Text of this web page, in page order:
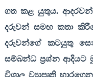
ගත කළ යුතුය.
දරුවන් සමඟ කතා
දරුවන්ගේ කටයුතු
සම්බන්ධ ප්‍රශ්න
විශාල ව්‍යාපෘති